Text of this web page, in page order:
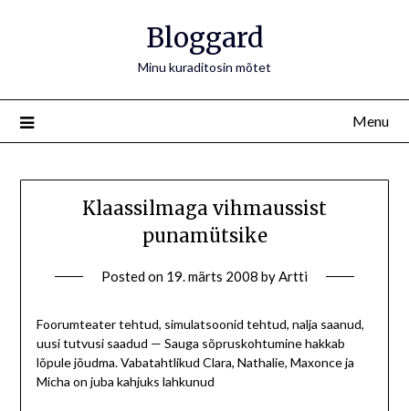
Bloggard
Minu kuraditosin mõtet
Menu
Klaassilmaga vihmaussist
punamütsike
Posted on 19. märts 2008 byArtti
Foorumteater tehtud, simulatsoonid tehtud, nalja saanud,
uusi tutvusi saadud — Sauga sõpruskohtumine hakkab
lõpule jõudma. Vabatahtlikud Clara, Nathalie, Maxonce ja
Micha on juba kahjuks lahkunud